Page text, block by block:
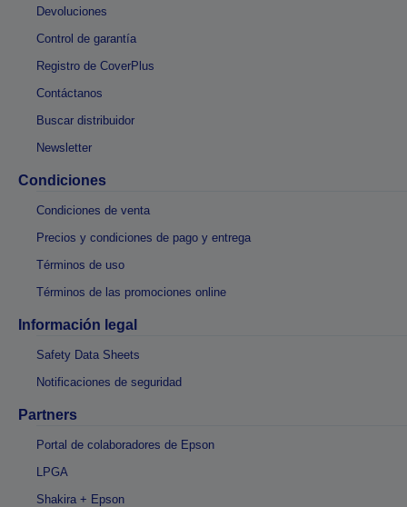
Devoluciones
Control de garantía
Registro de CoverPlus
Contáctanos
Buscar distribuidor
Newsletter
Condiciones
Condiciones de venta
Precios y condiciones de pago y entrega
Términos de uso
Términos de las promociones online
Información legal
Safety Data Sheets
Notificaciones de seguridad
Partners
Portal de colaboradores de Epson
LPGA
Shakira + Epson